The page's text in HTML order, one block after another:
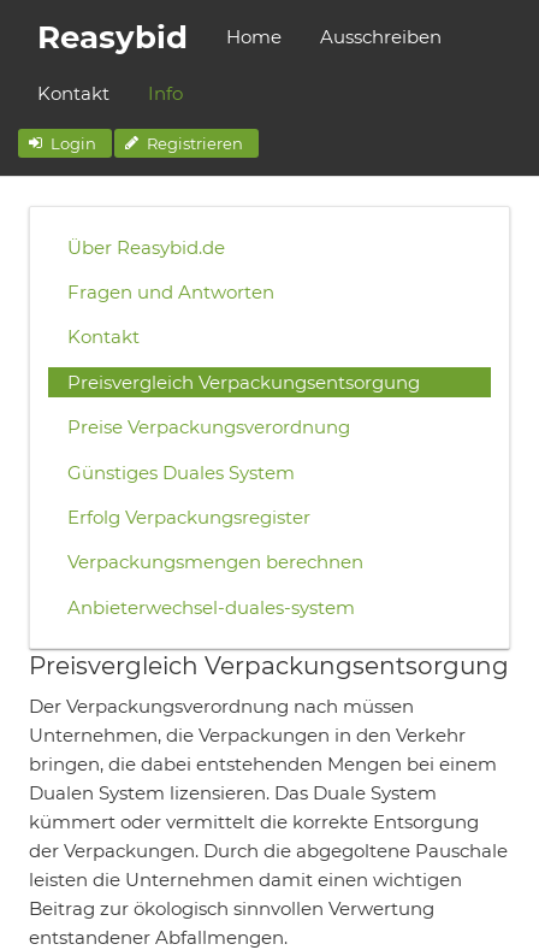
Reasybid Home Ausschreiben
Kontakt Info
Login Registrieren
Über Reasybid.de
Fragen und Antworten
Kontakt
Preisvergleich Verpackungsentsorgung
Preise Verpackungsverordnung
Günstiges Duales System
Erfolg Verpackungsregister
Verpackungsmengen berechnen
Anbieterwechsel-duales-system
Preisvergleich Verpackungsentsorgung
Der Verpackungsverordnung nach müssen
Unternehmen, die Verpackungen in den Verkehr
bringen, die dabei entstehenden Mengen bei einem
Dualen System lizensieren. Das Duale System
kümmert oder vermittelt die korrekte Entsorgung
der Verpackungen. Durch die abgegoltene Pauschale
leisten die Unternehmen damit einen wichtigen
Beitrag zur ökologisch sinnvollen Verwertung
entstandener Abfallmengen.